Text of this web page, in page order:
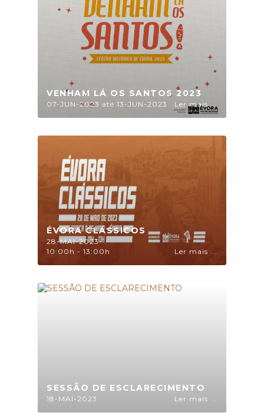
VENHAM LÁ OS SANTOS 2023
07-JUN-2023 até 13-JUN-2023 Ler mais ...
ÉVORA CLÁSSICOS
28-MAI-2023
10:00h - 13:00h
Ler mais ...
SESSÃO DE ESCLARECIMENTO
18-MAI-2023 Ler mais ...